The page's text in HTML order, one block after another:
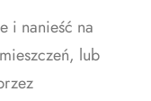
i nanieść na
lub